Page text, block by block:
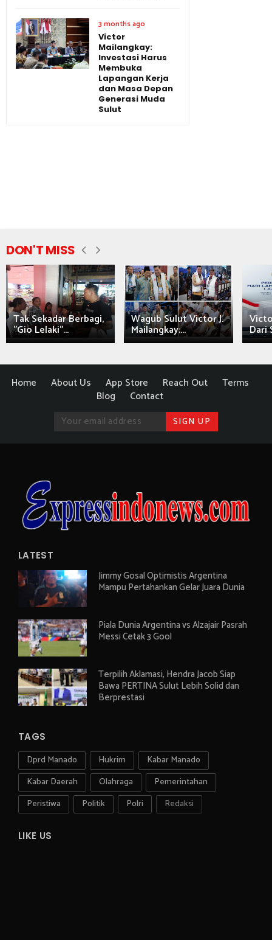
3 months ago
Victor
Mailangkay:
Investasi Harus
Membuka
Lapangan Kerja
dan Masa Depan
Generasi Muda
Sulut
DON'T MISS
Tak Sekadar Berbagi,
"Gio Lelaki"...
Wagub Sulut Victor J.
Mailangkay:... Dari
Home About Us App Store Reach Out
Terms
Blog
Contact
LATEST
Jimmy Gosal Optimistis Argentina
Mampu Pertahankan Gelar Juara Dunia
Piala Dunia Argentina vs Alzajair Pasrah
Messi Cetak 3 Gool
Terpilih Aklamasi, Hendra Jacob Siap
Bawa PERTINA Sulut Lebih Solid dan
Berprestasi
TAGS
Dprd Manado Hukrim
Kabar Manado
Kabar Daerah
Olahraga
Pemerintahan
Peristiwa
Politik Polri Redaksi
LIKE US